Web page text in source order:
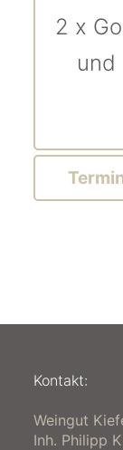
2 x
und
Kontakt:
Weingut
Inh. Philipp